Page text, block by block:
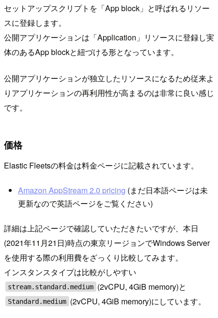
セットアップスクリプトを「App block」と呼ばれるリソー
スに登録します。
公開アプリケーションは「Application」リソースに登録し実
体のあるApp blockと紐づける形となっています。
公開アプリケーションが独立したリソースになるため従来よ
りアプリケーションの再利用性が高まるのは非常に良い感じ
です。
価格
Elastic Fleetsの料金は料金ページに記載されています。
Amazon AppStream 2.0 pricing (まだ日本語ページは未
更新なので英語ページをご覧ください)
詳細は上記ページで確認していただきたいですが、本日
(2021年11月21日)時点の東京リージョンでWindows Server
を使用する際の利用費をざっくり比較してみます。
インスタンスタイプは比較がしやすい
stream.standard.medium (2vCPU, 4GiB memory)と
Standard.medium (2vCPU, 4GiB memory)にしています。